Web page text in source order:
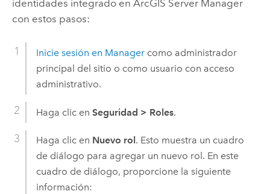
identidades integrado en ArcGIS ServerManager
con estos pasos:
Inicie sesión en Managercomo administrador
principal del sitio o como usuario con acceso
administrativo.
Haga clic en Seguridad > Roles.
Haga clic en Nuevo rol . Esto muestra un cuadro
de diálogo para agregar un nuevo rol. En este
cuadro de diálogo, proporcione la siguiente
información: